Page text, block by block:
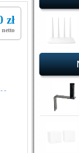
zł
netto